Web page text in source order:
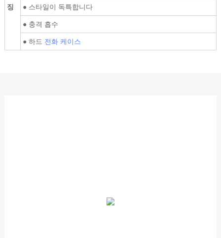
징
● 스타일이 독특합니다
● 충격 흡수
● 하드 전화 케이스